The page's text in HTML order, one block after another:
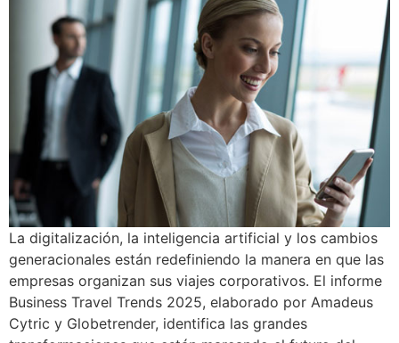
La digitalización, la inteligencia artificial y los cambios
generacionales están redefiniendo la manera en que las
empresas organizan sus viajes corporativos. El informe
Business Travel Trends 2025, elaborado por Amadeus
Cytric y Globetrender, identifica las grandes